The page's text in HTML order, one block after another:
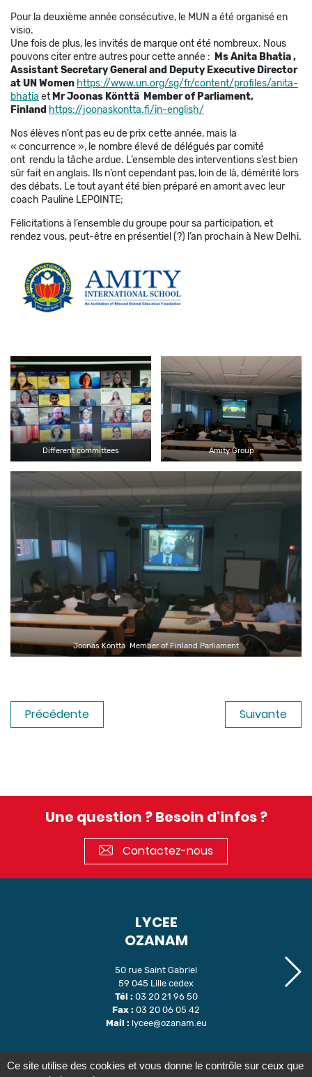
Pour la deuxième année consécutive, le MUN a été organisé en
visio.
Une fois de plus, les invités de marque ont été nombreux. Nous
pouvons citer entre autres pour cette année : Ms Anita Bhatia ,
Assistant Secretary General and Deputy Executive Director
at UN Women https://www.un.org/sg/fr/content/profiles/anita-
bhatia et Mr Joonas Könttä Member of Parliament,
Finland https://joonaskontta.fi/in-english/
Nos élèves n’ont pas eu de prix cette année, mais la
« concurrence », le nombre élevé de délégués par comité
ont rendu la tâche ardue. L’ensemble des interventions s’est bien
sûr fait en anglais. Ils n’ont cependant pas, loin de là, démérité lors
des débats. Le tout ayant été bien préparé en amont avec leur
coach Pauline LEPOINTE;
Félicitations à l’ensemble du groupe pour sa participation, et
rendez vous, peut-être en présentiel (?) l’an prochain à New Delhi.
Different committees Amity Group
Joonas Könttä Member of Finland Parliament
Précédente Suivante
Une question ? Besoin d'infos ?
Contactez-nous
LYCEE
OZANAM
50 rue Saint Gabriel
59 045 Lille cedex
Tél : 03 20 21 96 50
Fax : 03 20 06 05 42
Mail : lycee@ozanam.eu
Ce site utilise des cookies et vous donne le contrôle sur ceux que